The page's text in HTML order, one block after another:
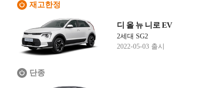
재고한정
디 올 뉴 니로 EV
2세대 SG2
2022-05-03 출시
단종